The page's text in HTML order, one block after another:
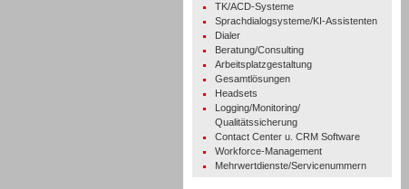
TK/ACD-Systeme
Sprachdialogsysteme/KI-Assistenten
Dialer
Beratung/Consulting
Arbeitsplatzgestaltung
Gesamtlösungen
Headsets
Logging/Monitoring/
Qualitätssicherung
Contact Center u. CRM Software
Workforce-Management
Mehrwertdienste/Servicenummern